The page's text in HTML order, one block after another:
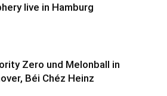
live in Hamburg
Zero und Melonball in
Béi Chéz Heinz